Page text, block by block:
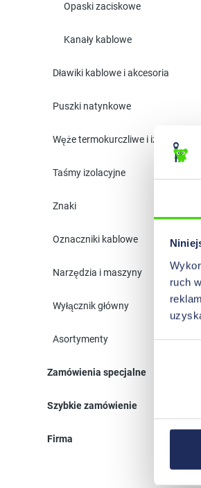
ruch
Opaski zaciskowe
Kanały kablowe
Dławiki kablowe i akcesoria
Puszki natynkowe
Węże termokurczliwe i izolacja
Taśmy izolacyjne
Znaki
Oznaczniki kablowe
Narzędzia i maszyny
Wyłącznik główny
Asortymenty
Zamówienia specjalne
Szybkie zamówienie
Firma